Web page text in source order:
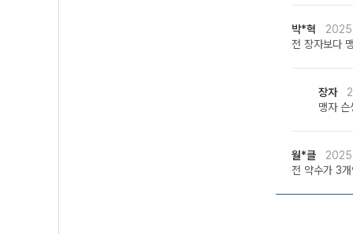
박*혁
전 장자보다
장자
맹자
월*클
전 약수가 3